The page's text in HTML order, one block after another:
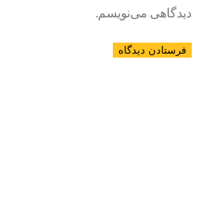
دیدگاهی می‌نویسم.